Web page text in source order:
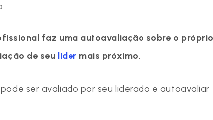
faz uma autoavaliação sobre o próprio
de seu líder mais próximo.
ser avaliado por seu liderado e autoavaliar